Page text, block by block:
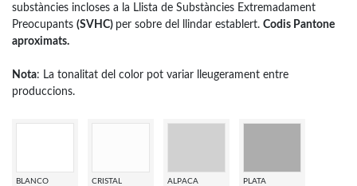
substàncies incloses a la Llista de Substàncies Extremadament
Preocupants (SVHC) per sobre del llindar establert. Codis Pantone
aproximats.
Nota: La tonalitat del color pot variar lleugerament entre
produccions.
BLANCO CRISTAL ALPACA PLATA